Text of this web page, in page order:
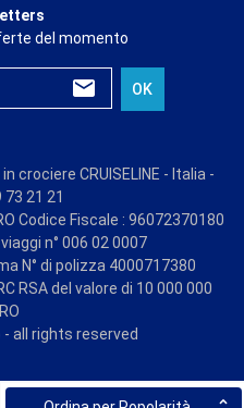
del momento
OK
crociere CRUISELINE - Italia -
73 21 21
Codice Fiscale : 96072370180
n° 006 02 0007
N° di polizza 4000717380
RSA del valore di 10 000 000
- all rights reserved